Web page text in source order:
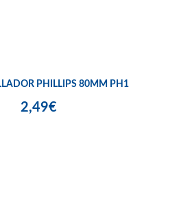
PHILLIPS 80MM PH1
2,49€